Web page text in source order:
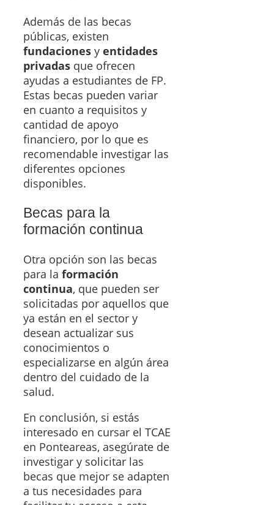
Además de las becas
públicas, existen
fundaciones y entidades
privadas que ofrecen
ayudas a estudiantes de FP.
Estas becas pueden variar
en cuanto a requisitos y
cantidad de apoyo
financiero, por lo que es
recomendable investigar las
diferentes opciones
disponibles.
Becas para la
formación continua
Otra opción son las becas
para la formación
continua, que pueden ser
solicitadas por aquellos que
ya están en el sector y
desean actualizar sus
conocimientos o
especializarse en algún área
dentro del cuidado de la
salud.
En conclusión, si estás
interesado en cursar el TCAE
en Ponteareas, asegúrate de
investigar y solicitar las
becas que mejor se adapten
a tus necesidades para